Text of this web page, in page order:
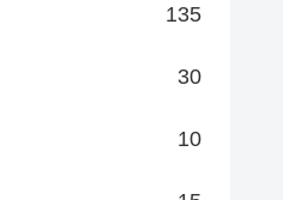
135
30
10